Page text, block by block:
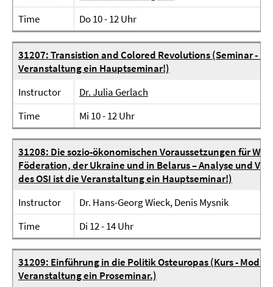
Time
Do 10 - 12 Uhr
31207: Transistion and Colored Revolutions (Seminar -
Veranstaltung ein Hauptseminar!)
Instructor
Dr. Julia Gerlach
Time
Mi 10 - 12 Uhr
31208: Die sozio-ökonomischen Voraussetzungen für
Föderation, der Ukraine und in Belarus – Analyse und
des OSI ist die Veranstaltung ein Hauptseminar!)
Instructor
Dr. Hans-Georg Wieck, Denis Mysnik
Time
Di 12 - 14 Uhr
31209: Einführung in die Politik Osteuropas (Kurs - Modul
Veranstaltung ein Proseminar.)